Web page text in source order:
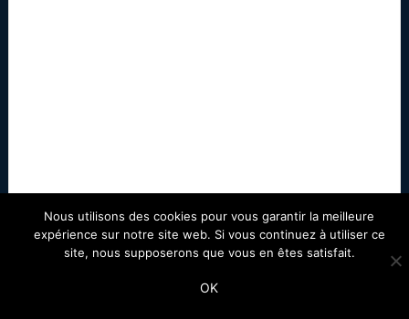
Nous utilisons des cookies pour vous garantir la meilleure
expérience sur notre site web. Si vous continuez à utiliser ce
site, nous supposerons que vous en êtes satisfait.
OK